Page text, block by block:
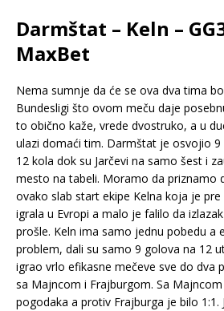
Darmštat – Keln –
MaxBet
Nema sumnje da će se ova dva tima
Bundesligi što ovom meču daje
to obično kaže, vrede dvostruko, a u
ulazi domaći tim. Darmštat je osvojio
12 kola dok su Jarčevi na samo šest i
mesto na tabeli. Moramo da priznamo
ovako slab start ekipe Kelna koja je
igrala u Evropi a malo je falilo da
prošle. Keln ima samo jednu pobedu a
problem, dali su samo 9 golova na 12
igrao vrlo efikasne mečeve sve do dva
sa Majncom i Frajburgom. Sa
pogodaka a protiv Frajburga je bilo 1:1.